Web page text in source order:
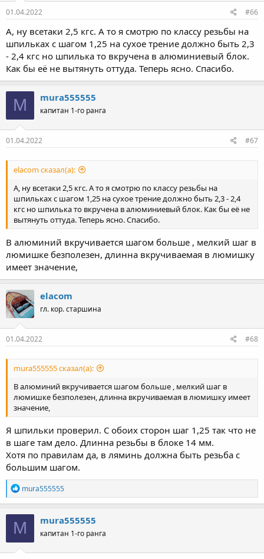
01.04.2022 #66
А, ну всетаки 2,5 кгс. А то я смотрю по классу резьбы на
шпильках с шагом 1,25 на сухое трение должно быть 2,3
- 2,4 кгс но шпилька то вкручена в алюминиевый блок.
Как бы её не вытянуть оттуда. Теперь ясно. Спасибо.
M mura555555
капитан 1-го ранга
01.04.2022 #67
elacom сказал(а):
А, ну всетаки 2,5 кгс. А то я смотрю по классу резьбы на
шпильках с шагом 1,25 на сухое трение должно быть 2,3 - 2,4
кгс но шпилька то вкручена в алюминиевый блок. Как бы её не
вытянуть оттуда. Теперь ясно. Спасибо.
В алюминий вкручивается шагом больше , мелкий шаг в
люмишке безполезен, длинна вкручиваемая в люмишку
имеет значение,
elacom
гл. кор. старшина
01.04.2022 #68
mura555555 сказал(а):
В алюминий вкручивается шагом больше , мелкий шаг в
люмишке безполезен, длинна вкручиваемая в люмишку имеет
значение,
Я шпильки проверил. С обоих сторон шаг 1,25 так что не
в шаге там дело. Длинна резьбы в блоке 14 мм.
Хотя по правилам да, в ляминь должна быть резьба с
большим шагом.
Р
е
а
к
ц
и
и
:
mura555555
M mura555555
капитан 1-го ранга